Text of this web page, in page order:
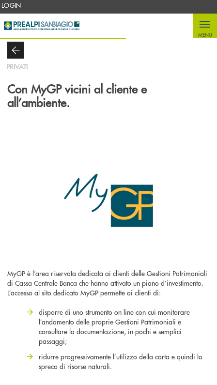
Salta al contenuto principale
LOGIN
MENU
PRIVATI
Con MyGP vicini al cliente e
all’ambiente.
MyGP è l’area riservata dedicata ai clienti delle Gestioni Patrimoniali
di Cassa Centrale Banca che hanno attivato un piano d’investimento.
L’accesso al sito dedicato MyGP permette ai clienti di:
disporre di uno strumento on line con cui monitorare
l’andamento delle proprie Gestioni Patrimoniali e
consultare la documentazione, in pochi e semplici
passaggi;
ridurre progressivamente l’utilizzo della carta e quindi lo
spreco di risorse naturali.